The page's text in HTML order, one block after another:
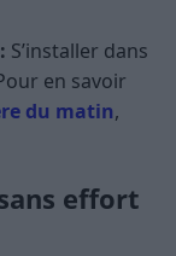
S’installer dans
en savoir
du matin,
effort